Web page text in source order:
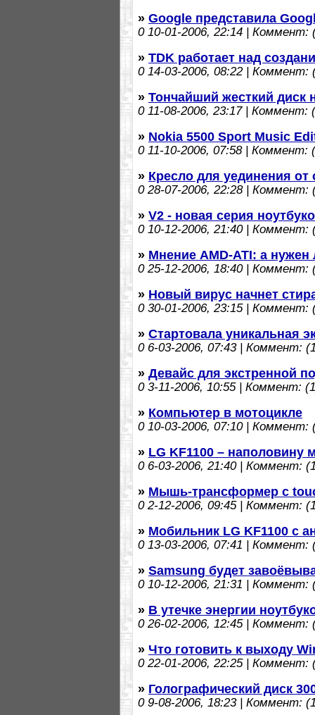
» Google представила
010-01-2006, 22:14 | Коммент:
» TDK работает над
014-03-2006, 08:22 | Коммент:
» Тончайший жесткий диск
011-08-2006, 23:17 | Коммент:
» Nokia 5500 Sport Music
011-10-2006, 07:58 | Коммент:
» Кресло для уединения
028-07-2006, 22:28 | Коммент:
» V2 - новая серия
010-12-2006, 21:40 | Коммент:
» Мнение AMD-ATI: а нужен
025-12-2006, 18:40 | Коммент:
» Новый вирус начнет
030-01-2006, 23:15 | Коммент:
» Стартовала уникальная
06-03-2006, 07:43 | Коммент:
» Девайс для экстренной
03-11-2006, 10:55 | Коммент:
» Компьютер в мотоцикле
010-03-2006, 07:10 | Коммент:
» LG KF1100 – наполовину
06-03-2006, 21:40 | Коммент:
» Мышь-трансформер с
02-12-2006, 09:45 | Коммент:
» Мобильник LG KF1100 с
013-03-2006, 07:41 | Коммент:
» Samsung будет
010-12-2006, 21:31 | Коммент:
» В утечке энергии
026-02-2006, 12:45 | Коммент:
» Что готовить к выходу
022-01-2006, 22:25 | Коммент:
» Голографический диск
09-08-2006, 18:23 | Коммент: